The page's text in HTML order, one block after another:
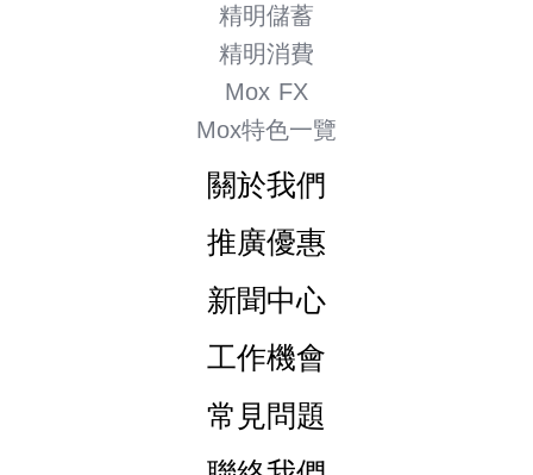
精明儲蓄
精明消費
Mox FX
Mox特色一覽
精明儲蓄
精明消費
Mox FX
Mox特色一覽
關於我們
推廣優惠
新聞中心
工作機會
常見問題